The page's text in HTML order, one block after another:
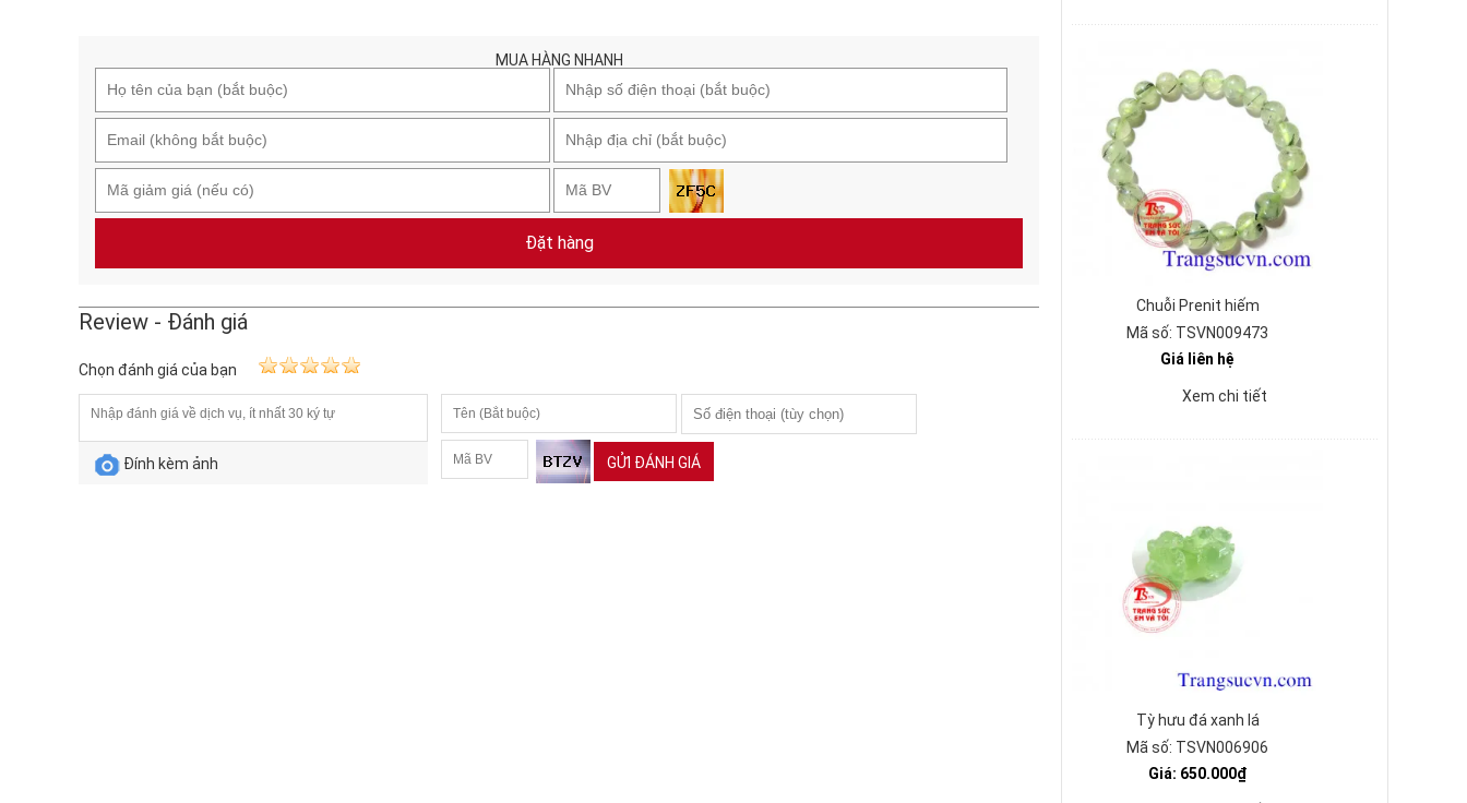
MUA HÀNG NHANH
Đặt hàng
Review - Đánh giá
Chọn đánh giá của bạn
GỬI ĐÁNH GIÁ
Đính kèm ảnh
Chuỗi Prenit hiếm
Mã số: TSVN009473
Giá liên hệ
Xem chi tiết
Tỳ hưu đá xanh lá
Mã số: TSVN006906
Giá: 650.000₫